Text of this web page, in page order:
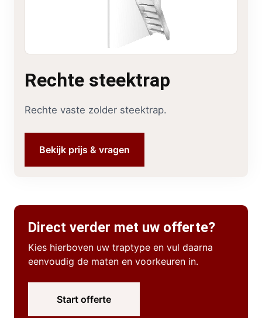
Rechte steektrap
Rechte vaste zolder steektrap.
Bekijk prijs & vragen
Direct verder met uw offerte?
Kies hierboven uw traptype en vul daarna
eenvoudig de maten en voorkeuren in.
Start offerte